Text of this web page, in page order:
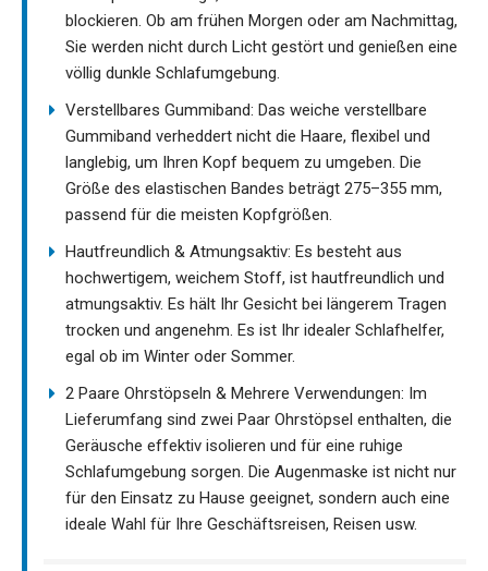
blockieren. Ob am frühen Morgen oder am Nachmittag,
Sie werden nicht durch Licht gestört und genießen eine
völlig dunkle Schlafumgebung.
Verstellbares Gummiband: Das weiche verstellbare
Gummiband verheddert nicht die Haare, flexibel und
langlebig, um Ihren Kopf bequem zu umgeben. Die
Größe des elastischen Bandes beträgt 275–355 mm,
passend für die meisten Kopfgrößen.
Hautfreundlich & Atmungsaktiv: Es besteht aus
hochwertigem, weichem Stoff, ist hautfreundlich und
atmungsaktiv. Es hält Ihr Gesicht bei längerem Tragen
trocken und angenehm. Es ist Ihr idealer Schlafhelfer,
egal ob im Winter oder Sommer.
2 Paare Ohrstöpseln & Mehrere Verwendungen: Im
Lieferumfang sind zwei Paar Ohrstöpsel enthalten, die
Geräusche effektiv isolieren und für eine ruhige
Schlafumgebung sorgen. Die Augenmaske ist nicht nur
für den Einsatz zu Hause geeignet, sondern auch eine
ideale Wahl für Ihre Geschäftsreisen, Reisen usw.